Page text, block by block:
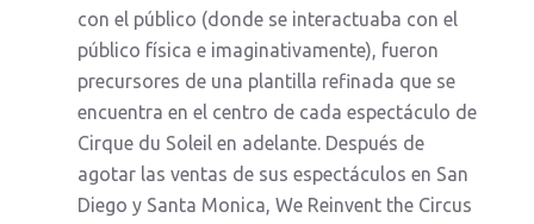
con el público (donde se interactuaba con el
público física e imaginativamente), fueron
precursores de una plantilla refinada que se
encuentra en el centro de cada espectáculo de
Cirque du Soleil en adelante. Después de
agotar las ventas de sus espectáculos en San
Diego y Santa Monica, We Reinvent the Circus